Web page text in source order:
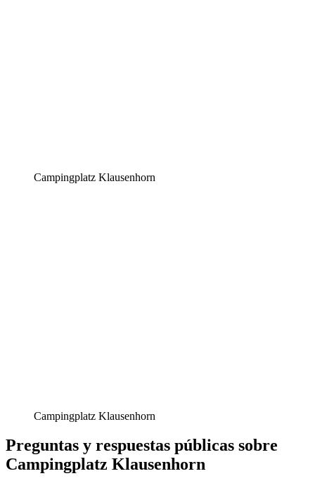
Campingplatz Klausenhorn
Campingplatz Klausenhorn
Preguntas y respuestas públicas sobre
Campingplatz Klausenhorn